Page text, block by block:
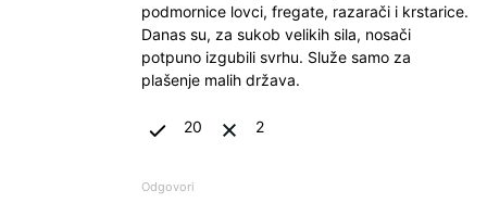
podmornice lovci, fregate, razarači i krstarice.
Danas su, za sukob velikih sila, nosači
potpuno izgubili svrhu. Služe samo za
plašenje malih država.
20 2
Odgovori